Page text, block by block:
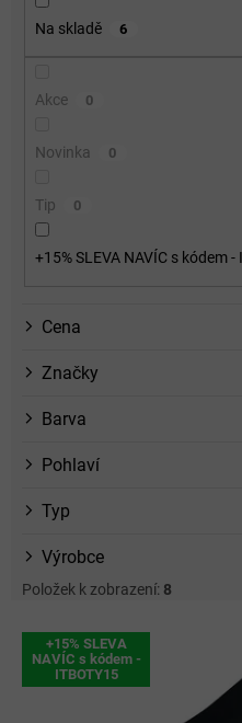
Na skladě 6
Akce 0
Novinka 0
Tip 0
+15% SLEVA NAVÍC s kódem -
Cena
Značky
Barva
Pohlaví
Typ
Výrobce
Položek k zobrazení: 8
V
+15% SLEVA
NAVÍC s kódem -
ITBOTY15